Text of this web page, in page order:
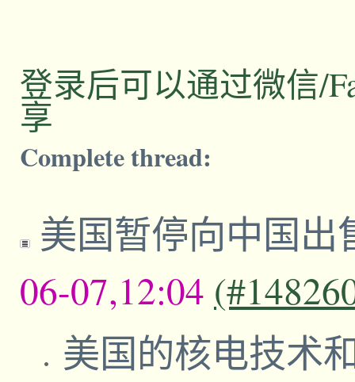
登录后可以通过微信/
享
Complete thread:
美国暂停向中国
06-07,12:04
美国的核电技术